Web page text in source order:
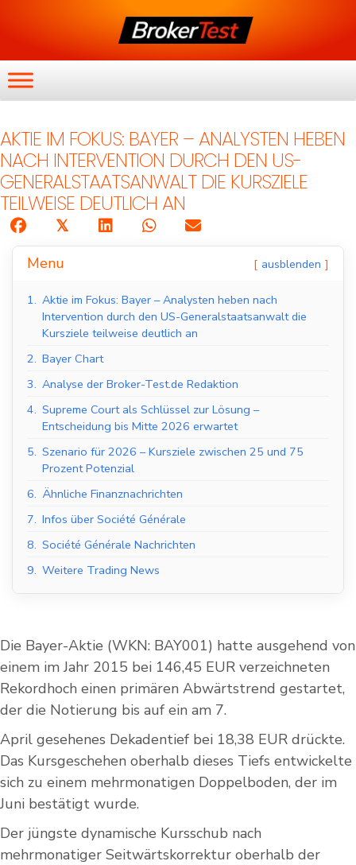
AKTIE IM FOKUS: BAYER – ANALYSTEN HEBEN
NACH INTERVENTION DURCH DEN US-
GENERALSTAATSANWALT DIE KURSZIELE
TEILWEISE DEUTLICH AN
𝕏
Menu ausblenden
1. Aktie im Fokus: Bayer – Analysten heben nach
Intervention durch den US-Generalstaatsanwalt die
Kursziele teilweise deutlich an
2. Bayer Chart
3. Analyse der Broker-Test.de Redaktion
4. Supreme Court als Schlüssel zur Lösung –
Entscheidung bis Mitte 2026 erwartet
5. Szenario für 2026 – Kursziele zwischen 25 und 75
Prozent Potenzial
6. Ähnliche Finanznachrichten
7. Infos über Société Générale
8. Société Générale Nachrichten
9. Weitere Trading News
Die Bayer-Aktie (WKN: BAY001) hatte ausgehend von
einem im Jahr 2015 bei 146,45 EUR verzeichneten
Rekordhoch einen primären Abwärtstrend gestartet,
der die Notierung bis auf ein am 7.
April gesehenes Dekadentief bei 18,38 EUR drückte.
Das Kursgeschehen oberhalb dieses Tiefs entwickelte
sich zu einem mehrmonatigen Doppelboden, der im
Juni bestätigt wurde.
Der jüngste dynamische Kursschub nach
mehrmonatiger Seitwärtskorrektur oberhalb der